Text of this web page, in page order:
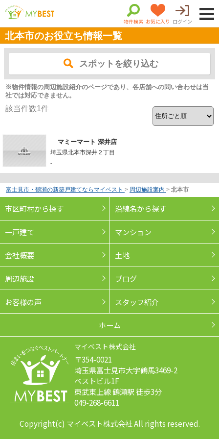
物件検索 お気に入り ログイン
北本市のお役立ち情報一覧
スポットを絞り込む
※物件情報の周辺施設紹介のページであり、各店舗への問い合わせは当
社では対応できません。
該当件数1件
マミーマート 深井店
埼玉県北本市深井２丁目
-
富士見市・鶴瀬の新築戸建てならマイベスト > 周辺施設案内 > 北本市
市区町村から探す 沿線名から探す
一戸建て マンション
会社概要 土地
周辺施設 ブログ
お客様の声 スタッフ紹介
ホーム
マイベスト株式会社
〒354-0021
埼玉県富士見市大字鶴馬3469-2
ベストビル1F
東武東上線 鶴瀬駅 徒歩3分
049-268-6611
Copyright(c) マイベスト株式会社 All rights reserved.